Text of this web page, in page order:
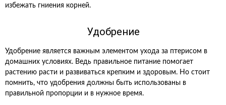
избежать гниения корней.
Удобрение
Удобрение является важным элементом ухода за птерисом в
домашних условиях. Ведь правильное питание помогает
растению расти и развиваться крепким и здоровым. Но стоит
помнить, что удобрения должны быть использованы в
правильной пропорции и в нужное время.